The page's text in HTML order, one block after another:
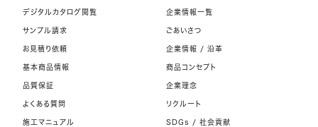
デジタルカタログ閲覧
サンプル請求
お見積り依頼
基本商品情報
品質保証
よくある質問
施工マニュアル
企業情報一覧
ごあいさつ
企業情報 / 沿革
商品コンセプト
企業理念
リクルート
SDGs / 社会貢献